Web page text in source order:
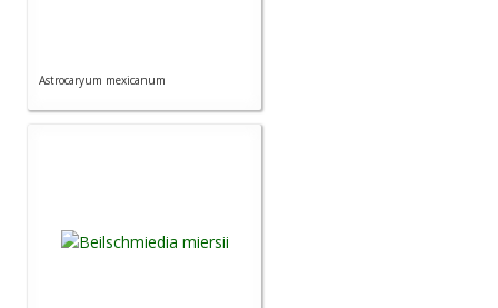
Astrocaryum mexicanum